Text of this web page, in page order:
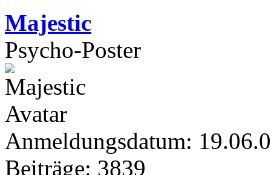
Majestic
Psycho-Poster
Anmeldungsdatum:
Beiträge: 3839